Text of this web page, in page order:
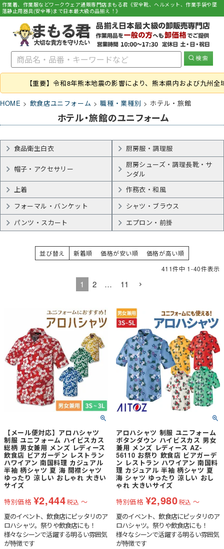
作業着、作業服などワークウェア通販専門店まもる君《安全靴、ヘルメット、作業手袋や墜
落静止用器具(安全帯)まで日本最大級の品揃え！》
【重要】令和8年熊本地震の影響により、熊本県内および九州
HOME 飲食店ユニフォーム 職種・業種別 ホテル・旅館
ホテル・旅館のユニフォーム
食品衛生白衣 厨房服・調理服
帽子・アクセサリー
厨房シューズ・調理長靴・サ
ンダル
上着
作務衣・和風
フォーマル・バンケット
シャツ・ブラウス
パンツ・スカート
エプロン・前掛
並び替え 新着順 価格が安い順
価格が高い順
411件中 1-40件表示
1 2 … 11
【メール便対応】アロハシャツ
制服 ユニフォーム ハイビスカス
総柄 男女兼用 メンズ レディース
飲食店 ビアガーデン レストラン
ハワイアン 南国料理 カジュアル
半袖 柄シャツ 夏 海 開襟シャツ
ゆったり 涼しい おしゃれ 大きい
サイズ
特別価格 ¥2,444税込 〜
夏のイベント、飲食店にピッタリのア
ロハシャツ。祭りや飲食店にも！
様々なシーンで活躍する明るい雰囲気
が特徴です
アロハシャツ 制服 ユニフォーム
ボタンダウン ハイビスカス 男女
兼用 メンズ レディース AZ-
56110 お祭り 飲食店 ビアガーデ
ン レストラン ハワイアン 南国料
理 カジュアル 半袖 柄シャツ 夏
海 シャツ ゆったり 涼しい おし
ゃれ 大きいサイズ
特別価格 ¥2,980税込 〜
夏のイベント、飲食店にピッタリのア
ロハシャツ。祭りや飲食店にも！
様々なシーンで活躍する明るい雰囲気
が特徴です